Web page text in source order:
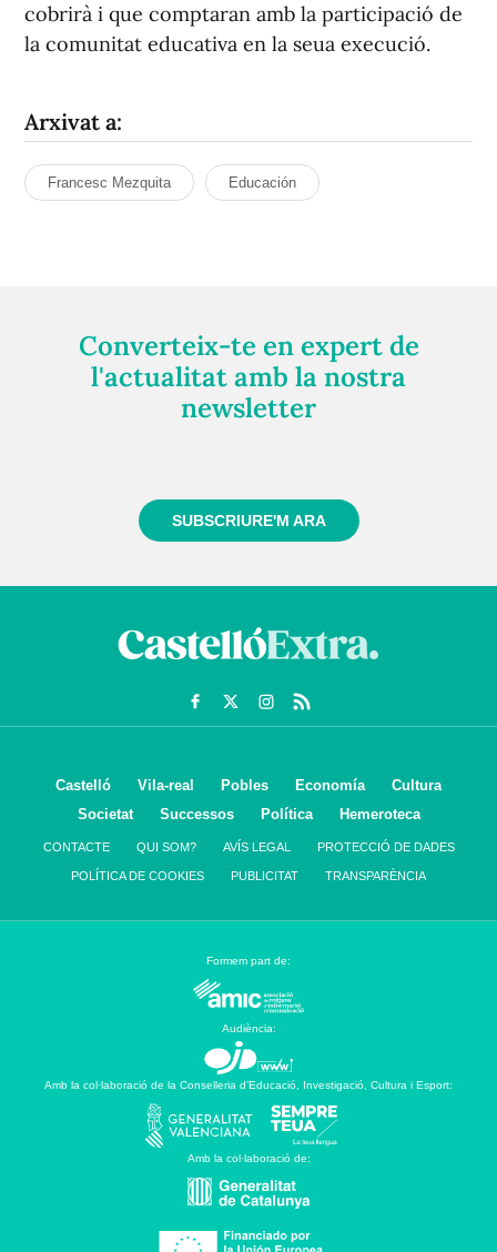
cobrirà i que comptaran amb la participació de
la comunitat educativa en la seua execució.
Arxivat a:
Francesc Mezquita Educación
Converteix-te en expert de
l'actualitat amb la nostra
newsletter
SUBSCRIURE'M ARA
Castelló Vila-real Pobles Economía
Cultura
Societat
Successos Política Hemeroteca
CONTACTE QUI SOM? AVÍS LEGAL PROTECCIÓ DE DADES
POLÍTICA DE COOKIES PUBLICITAT TRANSPARÈNCIA
Formem part de:
Audiència:
Amb la col·laboració de la Conselleria d’Educació, Investigació, Cultura i Esport:
Amb la col·laboració de: